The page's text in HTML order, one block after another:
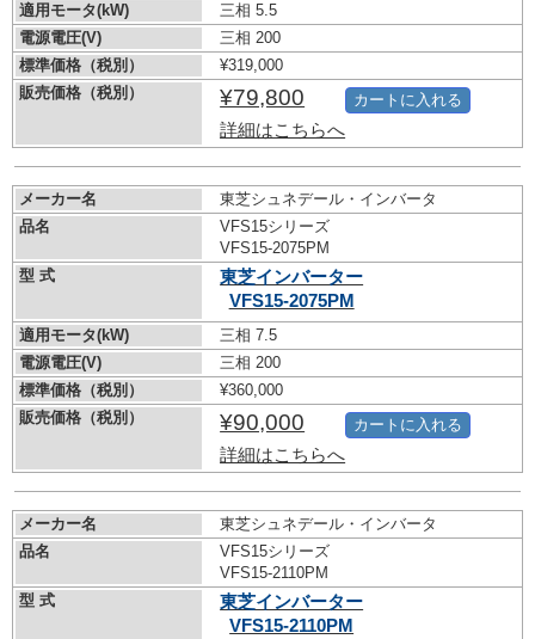
適用モータ(kW)
三相 5.5
電源電圧(V)
三相 200
標準価格（税別）
¥319,000
販売価格（税別）
¥79,800
詳細はこちらへ
カートに入れる
メーカー名
東芝シュネデール・インバータ
品名
VFS15シリーズ
VFS15-2075PM
型 式
東芝インバーター
VFS15-2075PM
適用モータ(kW)
三相 7.5
電源電圧(V)
三相 200
標準価格（税別）
¥360,000
販売価格（税別）
¥90,000
詳細はこちらへ
カートに入れる
メーカー名
東芝シュネデール・インバータ
品名
VFS15シリーズ
VFS15-2110PM
型 式
東芝インバーター
VFS15-2110PM